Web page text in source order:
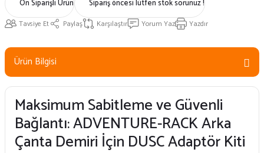
Ön Siparişli Ürün Sipariş öncesi lütfen stok sorunuz !
Tavsiye Et Paylaş Karşılaştır Yorum Yaz Yazdır
Ürün Bilgisi
Maksimum Sabitleme ve Güvenli
Bağlantı: ADVENTURE-RACK Arka
Çanta Demiri İçin DUSC Adaptör Kiti